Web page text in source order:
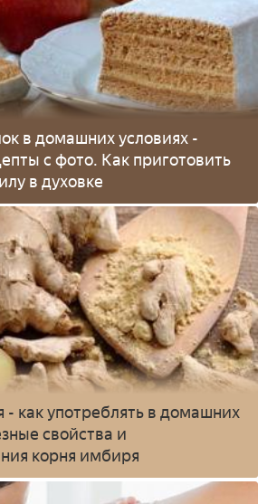
в домашних условиях -
с фото. Как приготовить
в духовке
как употреблять в домашних
свойства и
корня имбиря